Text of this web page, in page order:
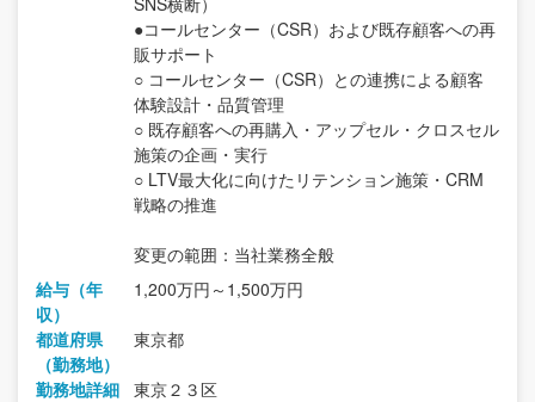
●コールセンター（CSR）および既存顧客への再
販サポート
○ コールセンター（CSR）との連携による顧客
体験設計・品質管理
○ 既存顧客への再購入・アップセル・クロスセル
施策の企画・実行
○ LTV最大化に向けたリテンション施策・CRM
戦略の推進
変更の範囲：当社業務全般
給与（年
収）
1,200万円～1,500万円
都道府県
（勤務地）
東京都
勤務地詳細 東京２３区